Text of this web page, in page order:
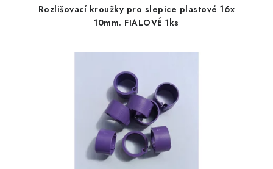
Rozlišovací kroužky pro slepice plastové 16x
10mm. FIALOVÉ 1ks